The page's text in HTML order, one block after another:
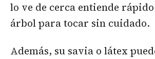
lo ve de cerca entiende
árbol para tocar sin cuidado.
Además, su savia o látex